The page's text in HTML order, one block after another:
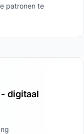
patronen te
digitaal